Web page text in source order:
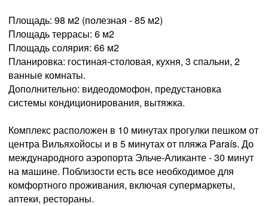
Площадь: 98 м2 (полезная - 85 м2)
Площадь террасы: 6 м2
Площадь солярия: 66 м2
Планировка: гостиная-столовая, кухня, 3 спальни, 2
ванные комнаты.
Дополнительно: видеодомофон, предустановка
системы кондиционирования, вытяжка.
Комплекс расположен в 10 минутах прогулки пешком от
центра Вильяхойосы и в 5 минутах от пляжа Paraís. До
международного аэропорта Эльче-Аликанте - 30 минут
на машине. Поблизости есть все необходимое для
комфортного проживания, включая супермаркеты,
аптеки, рестораны.